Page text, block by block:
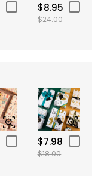
$8.95
$24.00
$7.98
$18.00